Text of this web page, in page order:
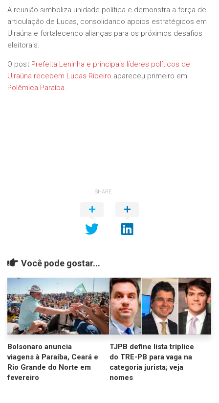
A reunião simboliza unidade política e demonstra a força de
articulação de Lucas, consolidando apoios estratégicos em
Uiraúna e fortalecendo alianças para os próximos desafios
eleitorais.
O post Prefeita Leninha e principais líderes políticos de
Uiraúna recebem Lucas Ribeiro apareceu primeiro em
Polêmica Paraíba
SHARE
Você pode gostar...
Bolsonaro anuncia
viagens à Paraíba, Ceará e
Rio Grande do Norte em
fevereiro
TJPB define lista tríplice
do TRE-PB para vaga na
categoria jurista; veja
nomes